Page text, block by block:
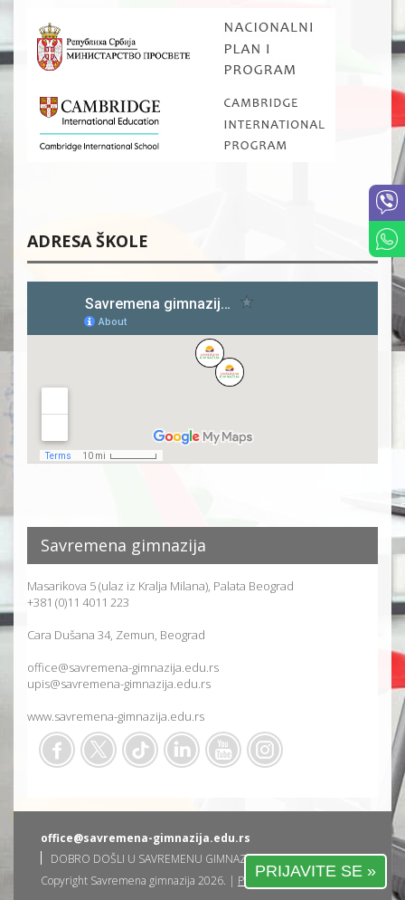
PRIJAVITE SE »
ADRESA ŠKOLE
Savremena gimnazija
Masarikova 5 (ulaz iz Kralja Milana), Palata Beograd
+381 (0)11 4011 223
Cara Dušana 34, Zemun, Beograd
office@savremena-gimnazija.edu.rs
upis@savremena-gimnazija.edu.rs
www.savremena-gimnazija.edu.rs
office@savremena-gimnazija.edu.rs
DOBRO DOŠLI U SAVREMENU GIMNAZIJU
Copyright Savremena gimnazija 2026. | Privatnost korisnika